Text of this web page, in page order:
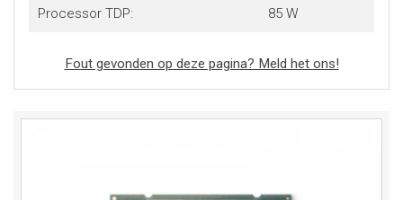
Processor TDP: 85 W
Fout gevonden op deze pagina? Meld het ons!